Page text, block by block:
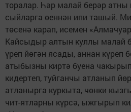
торалар. Һәр малай берәр атны
сыйларга өеннән ипи ташый.
төсенә карап, исемен
Кайсыдыр алтын куллы малай
үреп йөгән ясады, аннан күреп
атыбызны киртә буена
кидертеп, туйганчы атланып
атланырга куркыта, чөнки
чит-ятларны күрсә, ыжгырып